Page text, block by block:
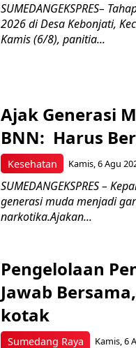
SUMEDANGEKSPRES–
2026 di Desa Kebonjati,
Kamis (6/8), panitia...
Kesehatan
Ajak Generasi
BNN: Harus
Kamis, 6 Agu
SUMEDANGEKSPRES –
generasi muda menjadi
narkotika.Ajakan...
Sumedang Raya
Pengelolaan
Jawab
kotak
Kamis, 6